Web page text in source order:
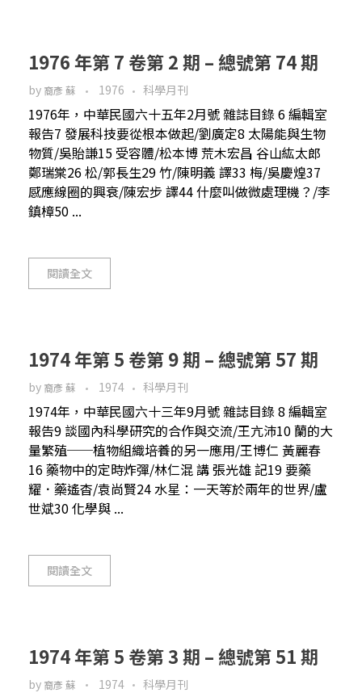
1976 年第 7 卷第 2 期 – 總號第 74 期
by 裔彥 蘇 1976 科學月刊
1976年，中華民國六十五年2月號 雜誌目錄 6 編輯室
報告7 發展科技要從根本做起/劉廣定8 太陽能與生物
物質/吳貽謙15 受容體/松本博 荒木宏昌 谷山紘太郎
鄭瑞棠26 松/郭長生29 竹/陳明義 譯33 梅/吳慶煌37
感應線圈的興衰/陳宏步 譯44 什麼叫做微處理機？/李
鎮樟50 ...
閱讀全文
1974 年第 5 卷第 9 期 – 總號第 57 期
by 裔彥 蘇 1974 科學月刊
1974年，中華民國六十三年9月號 雜誌目錄 8 編輯室
報告9 談國內科學研究的合作與交流/王亢沛10 蘭的大
量繁殖──植物組織培養的另一應用/王博仁 黃麗春
16 藥物中的定時炸彈/林仁混 講 張光雄 記19 要藥
耀．藥遙杳/袁尚賢24 水星：一天等於兩年的世界/盧
世斌30 化學與 ...
閱讀全文
1974 年第 5 卷第 3 期 – 總號第 51 期
by 裔彥 蘇 1974 科學月刊